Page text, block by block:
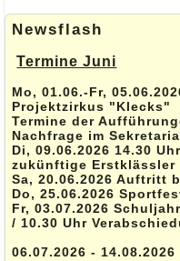
Newsflash
Termine Juni
Mo, 01.06.-Fr,
Projektzirkus "Klecks"
Termine der
Nachfrage im
Di, 09.06.2026 14.30
zukünftige Erstklässler
Sa, 20.06.2026 Auftritt
Do, 25.06.2026
Fr, 03.07.2026
/ 10.30 Uhr
06.07.2026 -